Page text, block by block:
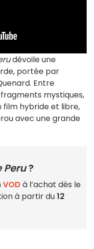
dévoile une
portée par
Entre
mystiques,
film hybride et libre,
avec une grande
Peru?
VOD à l’achat dès le
à partir du12